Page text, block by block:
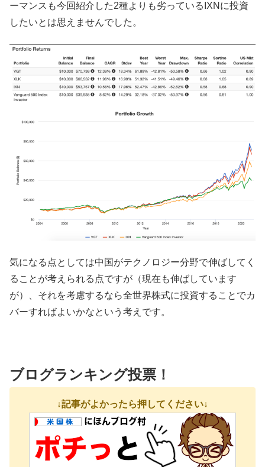
ーマンスも今回紹介した2種よりも劣っているIXNに投資
したいとは思えませんでした。
気になる点としては中国がテクノロジー分野で伸ばしてく
ることが考えられる点ですが（現在も伸ばしています
が）、それを考慮するなら全世界株式に投資することでカ
バーすればよいかなという考えです。
ブログランキング投票！
↓記事がよかったら押してください↓